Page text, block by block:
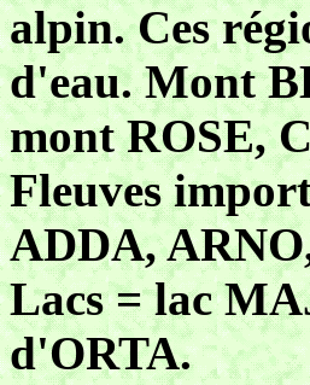
alpin. Ces
d'eau. Mont
mont ROSE,
Fleuves
ADDA,
Lacs = lac
d'ORTA.